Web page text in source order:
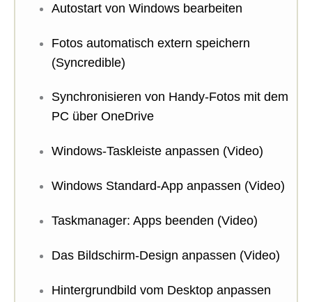
Autostart von Windows bearbeiten
Fotos automatisch extern speichern
(Syncredible)
Synchronisieren von Handy-Fotos mit dem
PC über OneDrive
Windows-Taskleiste anpassen (Video)
Windows Standard-App anpassen (Video)
Taskmanager: Apps beenden (Video)
Das Bildschirm-Design anpassen (Video)
Hintergrundbild vom Desktop anpassen